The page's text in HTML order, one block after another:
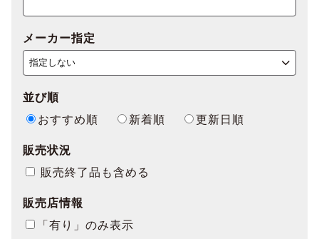
メーカー指定
並び順
おすすめ順
新着順
更新日順
販売状況
販売終了品も含める
販売店情報
「有り」のみ表示